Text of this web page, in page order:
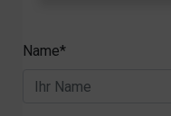
Name*